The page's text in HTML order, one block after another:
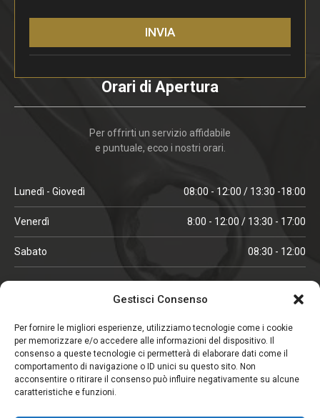
Gestisci Consenso
Per fornire le migliori esperienze, utilizziamo tecnologie come i cookie
per memorizzare e/o accedere alle informazioni del dispositivo. Il
consenso a queste tecnologie ci permetterà di elaborare dati come il
comportamento di navigazione o ID unici su questo sito. Non
acconsentire o ritirare il consenso può influire negativamente su alcune
caratteristiche e funzioni.
INVIA
Orari di Apertura
Per offrirti un servizio affidabile
e puntuale, ecco i nostri orari.
Lunedì - Giovedì 08:00 - 12:00 / 13:30 -18:00
Venerdì 8:00 - 12:00 / 13:30 - 17:00
Sabato 08:30 - 12:00
ORARI IN ALTA STAGIONE
Lunedì - Venerdì 08:00 - 12:00 / 13:30 -18:00
Sabato 08:00 - 12:00